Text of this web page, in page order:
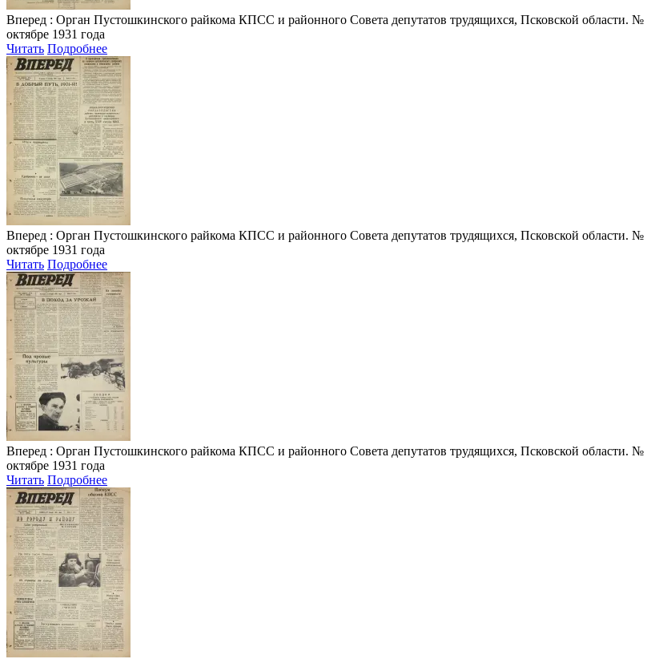
Вперед : Орган Пустошкинского райкома КПСС и районного Совета депутатов трудящихся, Псковской области. №
октябре 1931 года
Читать Подробнее
Вперед : Орган Пустошкинского райкома КПСС и районного Совета депутатов трудящихся, Псковской области. №
октябре 1931 года
Читать Подробнее
Вперед : Орган Пустошкинского райкома КПСС и районного Совета депутатов трудящихся, Псковской области. №
октябре 1931 года
Читать Подробнее